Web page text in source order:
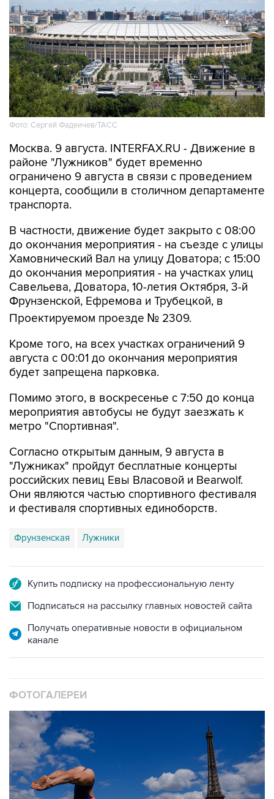
Фото: Сергей Фадеичев/ТАСС
Москва. 9 августа. INTERFAX.RU - Движение в
районе "Лужников" будет временно
ограничено 9 августа в связи с проведением
концерта, сообщили в столичном департаменте
транспорта.
В частности, движение будет закрыто с 08:00
до окончания мероприятия - на съезде с улицы
Хамовнический Вал на улицу Доватора; с 15:00
до окончания мероприятия - на участках улиц
Савельева, Доватора, 10-летия Октября, 3-й
Фрунзенской, Ефремова и Трубецкой, в
Проектируемом проезде № 2309.
Кроме того, на всех участках ограничений 9
августа с 00:01 до окончания мероприятия
будет запрещена парковка.
Помимо этого, в воскресенье с 7:50 до конца
мероприятия автобусы не будут заезжать к
метро "Спортивная".
Согласно открытым данным, 9 августа в
"Лужниках" пройдут бесплатные концерты
российских певиц Евы Власовой и Bearwolf.
Они являются частью спортивного фестиваля
и фестиваля спортивных единоборств.
Фрунзенская Лужники
Купить подписку на профессиональную ленту
Подписаться на рассылку главных новостей сайта
Получать оперативные новости в официальном
канале
ФОТОГАЛЕРЕИ